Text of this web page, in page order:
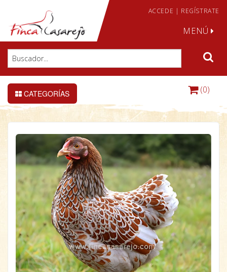
ACCEDE | REGÍSTRATE
MENÚ
CATEGORÍAS (0)